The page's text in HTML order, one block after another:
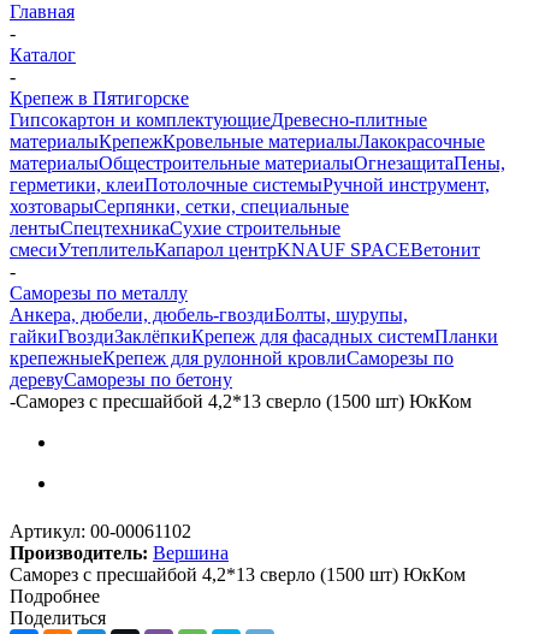
Главная
-
Каталог
-
Крепеж в Пятигорске
Гипсокартон и комплектующиеДревесно-плитные
материалыКрепежКровельные материалыЛакокрасочные
материалыОбщестроительные материалыОгнезащитаПены,
герметики, клеиПотолочные системыРучной инструмент,
хозтоварыСерпянки, сетки, специальные
лентыСпецтехникаСухие строительные
смесиУтеплительКапарол центрKNAUF SPACEВетонит
-
Саморезы по металлу
Анкера, дюбели, дюбель-гвоздиБолты, шурупы,
гайкиГвоздиЗаклёпкиКрепеж для фасадных системПланки
крепежныеКрепеж для рулонной кровлиСаморезы по
деревуСаморезы по бетону
-Саморез с пресшайбой 4,2*13 сверло (1500 шт) ЮкКом
Артикул: 00-00061102
Производитель: Вершина
Саморез с пресшайбой 4,2*13 сверло (1500 шт) ЮкКом
Подробнее
Поделиться